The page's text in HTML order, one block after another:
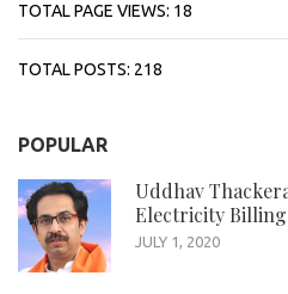
TOTAL PAGE VIEWS: 18
TOTAL POSTS: 218
POPULAR
Uddhav
Electricity
JULY 1, 2020